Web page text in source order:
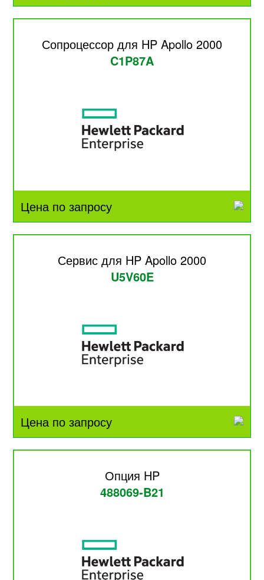
Сопроцессор для HP Apollo 2000
C1P87A
Цена по запросу
Сервис для HP Apollo 2000
U5V60E
Цена по запросу
Опция HP
488069-B21